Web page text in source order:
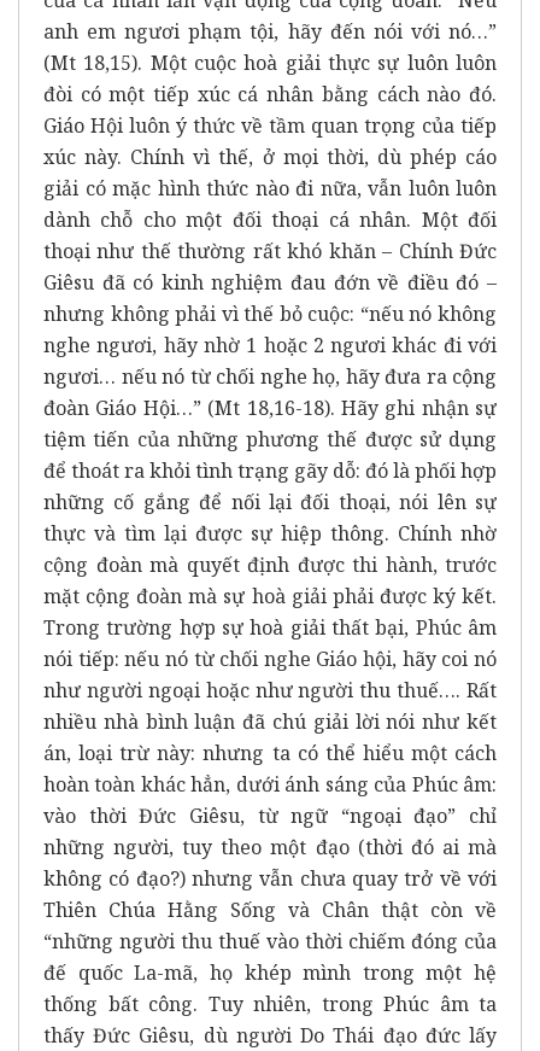
anh em ngươi phạm tội, hãy đến nói với nó…”
(Mt 18,15). Một cuộc hoà giải thực sự luôn luôn
đòi có một tiếp xúc cá nhân bằng cách nào đó.
Giáo Hội luôn ý thức về tầm quan trọng của tiếp
xúc này. Chính vì thế, ở mọi thời, dù phép cáo
giải có mặc hình thức nào đi nữa, vẫn luôn luôn
dành chỗ cho một đối thoại cá nhân. Một đối
thoại như thế thường rất khó khăn – Chính Đức
Giêsu đã có kinh nghiệm đau đớn về điều đó –
nhưng không phải vì thế bỏ cuộc: “nếu nó không
nghe ngươi, hãy nhờ 1 hoặc 2 ngươi khác đi với
ngươi… nếu nó từ chối nghe họ, hãy đưa ra cộng
đoàn Giáo Hội…” (Mt 18,16-18). Hãy ghi nhận sự
tiệm tiến của những phương thế được sử dụng
để thoát ra khỏi tình trạng gãy dỗ: đó là phối hợp
những cố gắng để nối lại đối thoại, nói lên sự
thực và tìm lại được sự hiệp thông. Chính nhờ
cộng đoàn mà quyết định được thi hành, trước
mặt cộng đoàn mà sự hoà giải phải được ký kết.
Trong trường hợp sự hoà giải thất bại, Phúc âm
nói tiếp: nếu nó từ chối nghe Giáo hội, hãy coi nó
như người ngoại hoặc như người thu thuế…. Rất
nhiều nhà bình luận đã chú giải lời nói như kết
án, loại trừ này: nhưng ta có thể hiểu một cách
hoàn toàn khác hẳn, dưới ánh sáng của Phúc âm:
vào thời Đức Giêsu, từ ngữ “ngoại đạo” chỉ
những người, tuy theo một đạo (thời đó ai mà
không có đạo?) nhưng vẫn chưa quay trở về với
Thiên Chúa Hằng Sống và Chân thật còn về
“những người thu thuế vào thời chiếm đóng của
đế quốc La-mã, họ khép mình trong một hệ
thống bất công. Tuy nhiên, trong Phúc âm ta
thấy Đức Giêsu, dù người Do Thái đạo đức lấy